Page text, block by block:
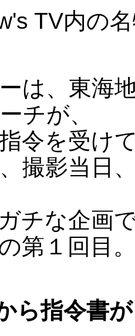
TV内の
は、東海
チが、
令を受け
撮影当日
チな企画
第１回目
ら指令書